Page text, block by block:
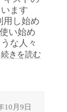
ます
用し始め
い始め
な人々
続きを読む
10月9日